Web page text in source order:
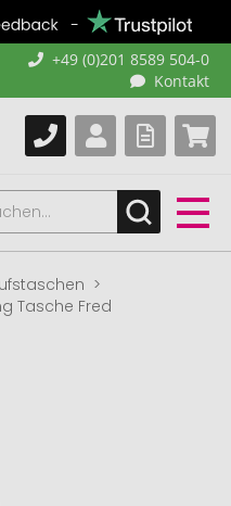
+49 (0)201 8589 504-0
Kontakt
Tasche Fred